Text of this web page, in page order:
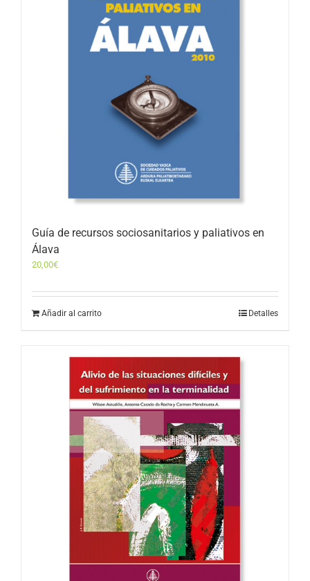
Guía de recursos sociosanitarios y paliativos en
Álava
20,00€
Añadir al carrito Detalles